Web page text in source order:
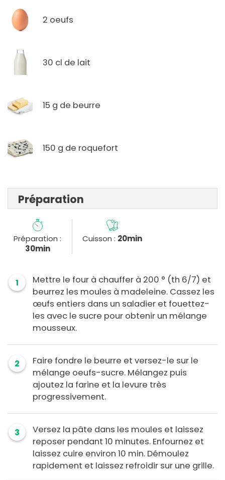
2 oeufs
30 cl de lait
15 g de beurre
150 g de roquefort
Préparation
Préparation :
30min
Cuisson : 20min
1
Mettre le four à chauffer à 200 ° (th 6/7) et
beurrez les moules à madeleine. Cassez les
œufs entiers dans un saladier et fouettez-
les avec le sucre pour obtenir un mélange
mousseux.
2
Faire fondre le beurre et versez-le sur le
mélange oeufs-sucre. Mélangez puis
ajoutez la farine et la levure très
progressivement.
3
Versez la pâte dans les moules et laissez
reposer pendant 10 minutes. Enfournez et
laissez cuire environ 10 min. Démoulez
rapidement et laissez refroidir sur une grille.